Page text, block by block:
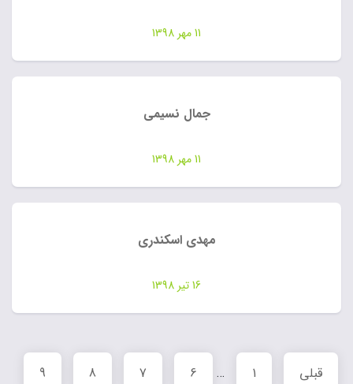
11 مهر 1398
جمال نسیمی
11 مهر 1398
مهدی اسکندری
16 تیر 1398
قبلی 1
…
6
7
8
9